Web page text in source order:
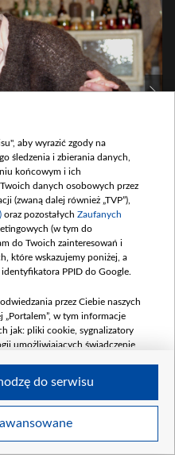
TV „Kroki na schodach” (fot. TVP)
aby wyrazić zgody na
śledzenia i zbierania danych,
końcowym i ich
danych osobowych przez
(zwaną dalej również „TVP”),
oraz pozostałych Zaufanych
(w tym do
do Twoich zainteresowań i
które wskazujemy poniżej, a
PPID do Google.
przez Ciebie naszych
„Portalem”, w tym informacje
jak: pliki cookie, sygnalizatory
umożliwiających świadczenie
przez Ciebie
do serwisu